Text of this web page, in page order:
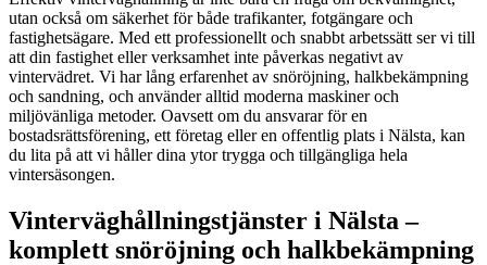
utan också om säkerhet för både trafikanter, fotgängare och
fastighetsägare. Med ett professionellt och snabbt arbetssätt ser vi till
att din fastighet eller verksamhet inte påverkas negativt av
vintervädret. Vi har lång erfarenhet av snöröjning, halkbekämpning
och sandning, och använder alltid moderna maskiner och
miljövänliga metoder. Oavsett om du ansvarar för en
bostadsrättsförening, ett företag eller en offentlig plats i Nälsta, kan
du lita på att vi håller dina ytor trygga och tillgängliga hela
vintersäsongen.
Vinterväghållningstjänster i Nälsta –
komplett snöröjning och halkbekämpning